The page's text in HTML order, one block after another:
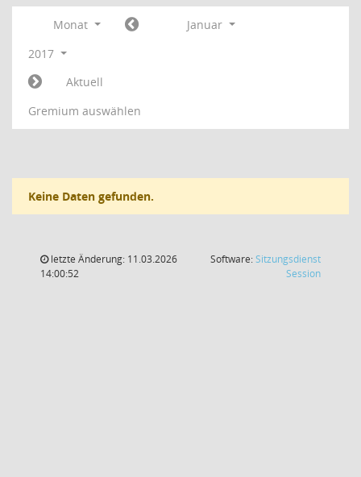
Monat
Januar
2017
Aktuell
Gremium auswählen
Keine Daten gefunden.
letzte Änderung: 11.03.2026
14:00:52
Software:Sitzungsdienst
Session(Wird in